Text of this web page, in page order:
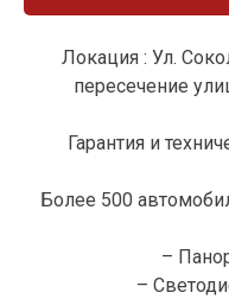
Локация : Ул.
пересечение
Гарантия и
Более 500
–
–